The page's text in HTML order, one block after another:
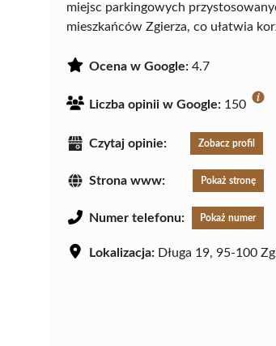
miejsc parkingowych
mieszkańców Zgierza, co ułatwia
Ocena w Google: 4.7
Liczba opinii w Google: 150
Czytaj opinie: Zobacz profil
Strona www: Pokaż stronę
Numer telefonu: Pokaż numer
Lokalizacja: Długa 19, 95-100